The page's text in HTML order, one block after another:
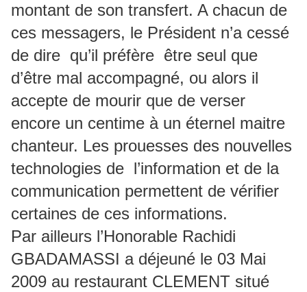
montant de son transfert. A chacun de
ces messagers, le Président n’a cessé
de dire qu’il préfère être seul que
d’être mal accompagné, ou alors il
accepte de mourir que de verser
encore un centime à un éternel maitre
chanteur. Les prouesses des nouvelles
technologies de l’information et de la
communication permettent de vérifier
certaines de ces informations.
Par ailleurs l’Honorable Rachidi
GBADAMASSI a déjeuné le 03 Mai
2009 au restaurant CLEMENT situé